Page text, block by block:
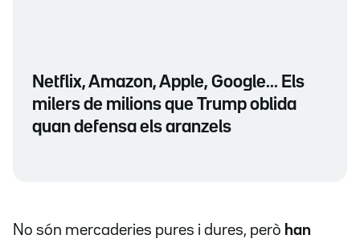
Netflix, Amazon, Apple, Google... Els
milers de milions que Trump oblida
quan defensa els aranzels
No són mercaderies pures i dures, però han